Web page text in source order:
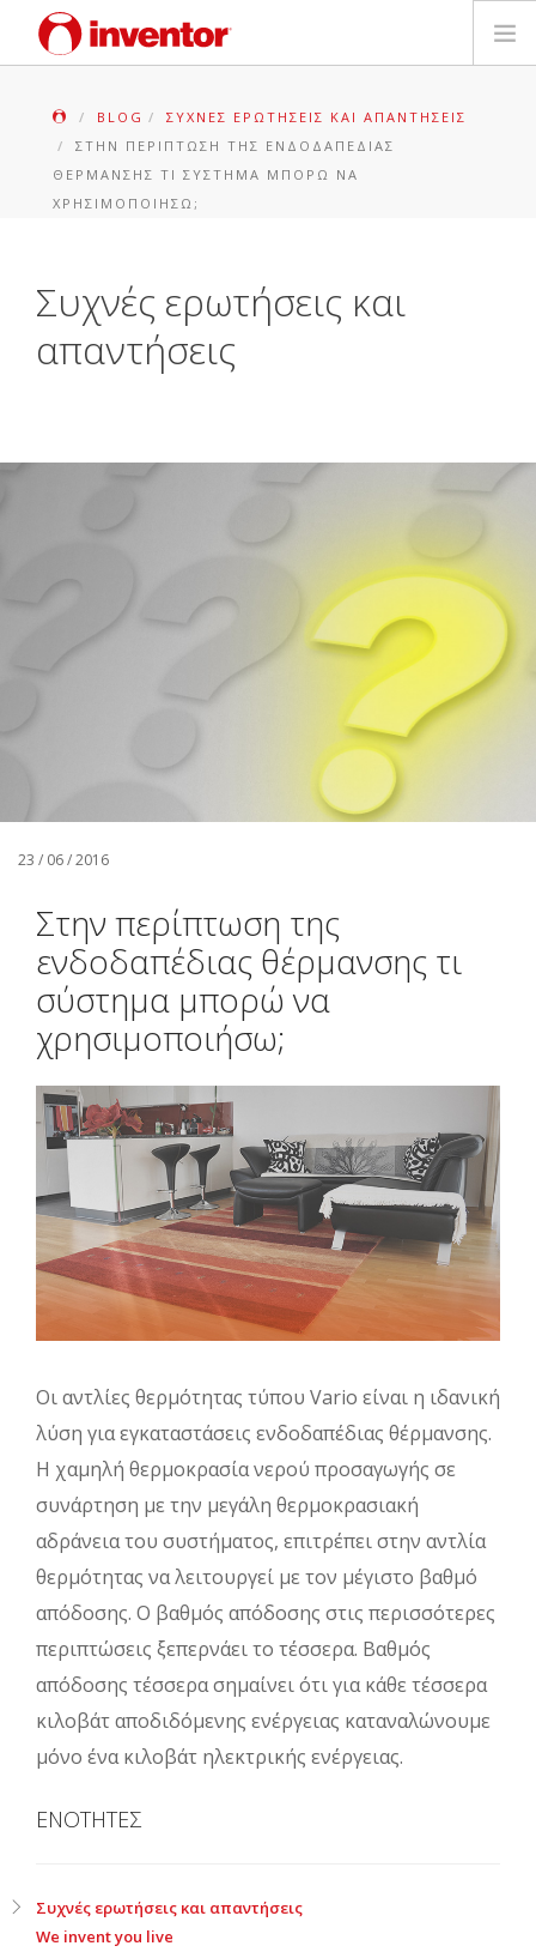
Αρχεία και Υποστήριξη
Blog
BLOG
ΣΥΧΝΈΣ ΕΡΩΤΉΣΕΙΣ ΚΑΙ ΑΠΑΝΤΉΣΕΙΣ
ΣΤΗΝ ΠΕΡΊΠΤΩΣΗ ΤΗΣ ΕΝΔΟΔΑΠΈΔΙΑΣ
ΘΈΡΜΑΝΣΗΣ ΤΙ ΣΎΣΤΗΜΑ ΜΠΟΡΏ ΝΑ
ΧΡΗΣΙΜΟΠΟΙΉΣΩ;
Συχνές ερωτήσεις και
απαντήσεις
23 / 06 / 2016
Στην περίπτωση της
ενδοδαπέδιας θέρμανσης τι
σύστημα μπορώ να
χρησιμοποιήσω;
Οι αντλίες θερμότητας τύπου Vario είναι η ιδανική
λύση για εγκαταστάσεις ενδοδαπέδιας θέρμανσης.
Η χαμηλή θερμοκρασία νερού προσαγωγής σε
συνάρτηση με την μεγάλη θερμοκρασιακή
αδράνεια του συστήματος, επιτρέπει στην αντλία
θερμότητας να λειτουργεί με τον μέγιστο βαθμό
απόδοσης. Ο βαθμός απόδοσης στις περισσότερες
περιπτώσεις ξεπερνάει το τέσσερα. Βαθμός
απόδοσης τέσσερα σημαίνει ότι για κάθε τέσσερα
κιλοβάτ αποδιδόμενης ενέργειας καταναλώνουμε
μόνο ένα κιλοβάτ ηλεκτρικής ενέργειας.
ΕΝΟΤΗΤΕΣ
Συχνές ερωτήσεις και απαντήσεις
We invent you live